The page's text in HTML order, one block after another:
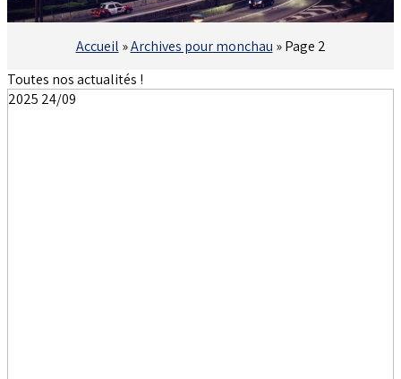
Accueil »Archives pour monchau »Page 2
Toutes nos actualités !
2025 24/09